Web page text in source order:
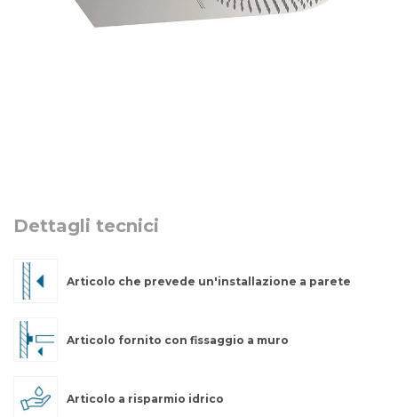
Dettagli tecnici
Articolo che prevede un'installazione a parete
Articolo fornito con fissaggio a muro
Articolo a risparmio idrico